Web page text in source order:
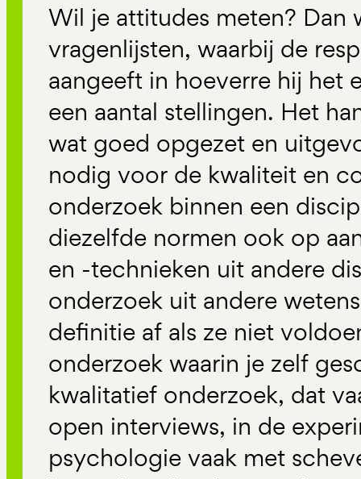
Wil je attitudes meten? Dan
vragenlijsten, waarbij de
aangeeft in hoeverre hij het
een aantal stellingen. Het
wat goed opgezet en
nodig voor de kwaliteit en
onderzoek binnen een
diezelfde normen ook op
en -technieken uit andere
onderzoek uit andere
definitie af als ze niet
onderzoek waarin je zelf
kwalitatief onderzoek, dat
open interviews, in de
psychologie vaak met